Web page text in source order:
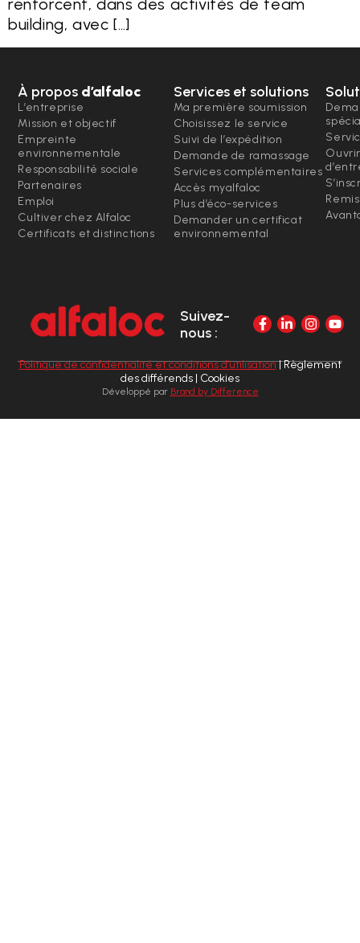
renforcent, dans des activités de team
building, avec […]
À propos d’alfaloc
L’entreprise
Mission et objectif
Empreinte
environnementale
Responsabilité sociale
Partenaires
Emploi
Cultiver chez Alfaloc
Certificats et distinctions
Services et solutions
Ma première soumission
Choisissez le service
Suivi de l’expédition
Demande de ramassage
Services complémentaires
Accès myalfaloc
Plus d’éco-services
Demander un certificat
environnemental
Suivez-
nous :
Politique de confidentialité et conditions d’utilisation| Règlement
des différends | Cookies
Développé par Brand by Difference